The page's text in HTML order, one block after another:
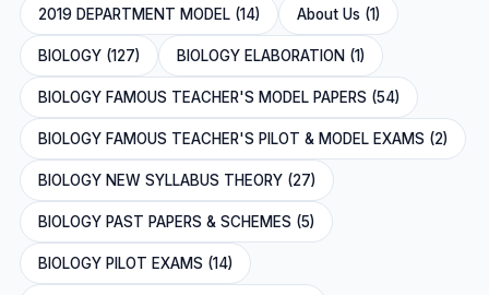
2019 DEPARTMENT MODEL (14) About Us (1)
BIOLOGY (127) BIOLOGY ELABORATION (1)
BIOLOGY FAMOUS TEACHER'S MODEL PAPERS (54)
BIOLOGY FAMOUS TEACHER'S PILOT & MODEL EXAMS (2)
BIOLOGY NEW SYLLABUS THEORY (27)
BIOLOGY PAST PAPERS & SCHEMES (5)
BIOLOGY PILOT EXAMS (14)